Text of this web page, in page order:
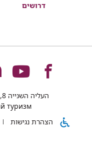
דרושים
שלשל
העליה השנייה 8, חיפה
туризм
הצהרת נגישות